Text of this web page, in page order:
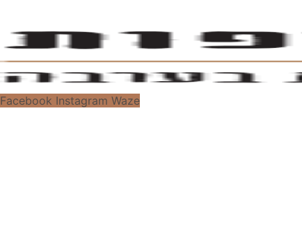
Facebook Instagram Waze